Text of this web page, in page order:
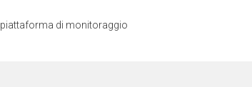
piattaforma di monitoraggio